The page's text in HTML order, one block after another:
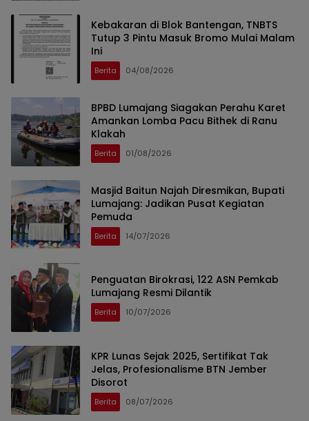
Kebakaran di Blok Bantengan, TNBTS
Tutup 3 Pintu Masuk Bromo Mulai Malam
Ini
Berita 04/08/2026
BPBD Lumajang Siagakan Perahu Karet
Amankan Lomba Pacu Bithek di Ranu
Klakah
Berita 01/08/2026
Masjid Baitun Najah Diresmikan, Bupati
Lumajang: Jadikan Pusat Kegiatan
Pemuda
Berita 14/07/2026
Penguatan Birokrasi, 122 ASN Pemkab
Lumajang Resmi Dilantik
Berita 10/07/2026
KPR Lunas Sejak 2025, Sertifikat Tak
Jelas, Profesionalisme BTN Jember
Disorot
Berita 08/07/2026